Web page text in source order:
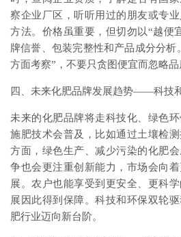
察企业厂区，听听用过的朋友或专
方法。价格虽重要，但切勿以“越便
牌信誉、包装完整性和产品成分分析
方面考察”，不要只贪图便宜而忽略品
四、未来化肥品牌发展趋势——科技
未来的化肥品牌将走科技化、绿色
施肥技术会普及，比如通过土壤检
方面，绿色生产、减少污染的化肥
争也会更注重创新能力，市场会向
展。农户也能享受到更安全、更科
展因此得到保障。科技和环保双轮
肥行业迈向新台阶。